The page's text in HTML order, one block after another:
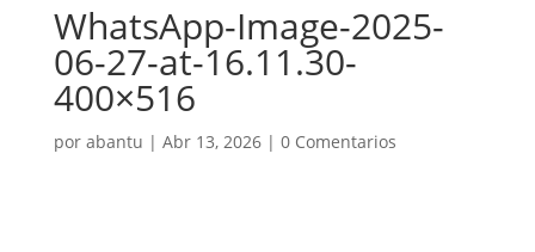
WhatsApp-Image-2025-
06-27-at-16.11.30-
400×516
por abantu | Abr 13, 2026| 0 Comentarios